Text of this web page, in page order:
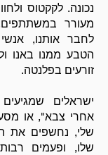
נכונה. לקקטוס
מעורר
לחבר אותנו,
הטבע ממנו באנו
זורעים בפלנטה.
ישראלים
אחרי צבא", או
שלי, נחשפים את
שלו, ופעמים